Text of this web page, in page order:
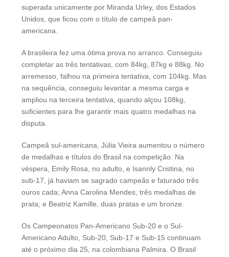
superada unicamente por Miranda Urley, dos Estados
Unidos, que ficou com o título de campeã pan-
americana.
A brasileira fez uma ótima prova no arranco. Conseguiu
completar as três tentativas, com 84kg, 87kg e 88kg. No
arremesso, falhou na primeira tentativa, com 104kg. Mas
na sequência, conseguiu levantar a mesma carga e
ampliou na terceira tentativa, quando alçou 108kg,
suficientes para lhe garantir mais quatro medalhas na
disputa.
Campeã sul-americana, Júlia Vieira aumentou o número
de medalhas e títulos do Brasil na competição. Na
véspera, Emily Rosa, no adulto, e Isannly Cristina, no
sub-17, já haviam se sagrado campeãs e faturado três
ouros cada; Anna Carolina Mendes, três medalhas de
prata; e Beatriz Kamille, duas pratas e um bronze.
Os Campeonatos Pan-Americano Sub-20 e o Sul-
Americano Adulto, Sub-20, Sub-17 e Sub-15 continuam
até o próximo dia 25, na colombiana Palmira. O Brasil